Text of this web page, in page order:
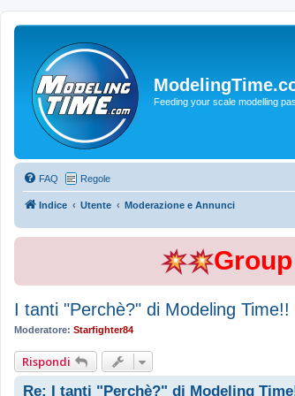
Feeding your scale modelling
FAQ Regole
Indice Utente Moderazione e Annunci
I tanti "Perchè?" di Modeling Time!!
Moderatore: Starfighter84
Rispondi
Re: I tanti "Perchè?" di Modeling